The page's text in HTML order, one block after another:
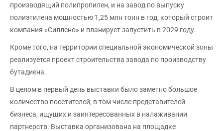
производящий полипропилен, и на завод по выпуску
полиэтилена мощностью 1,25 млн тонн в год, который строит
компания «Силлено» и планирует запустить в 2029 году.
Кроме того, на территории специальной экономической зоны
реализуется проект строительства завода по производству
бутадиена.
В целом в первый день выставки было заметно большое
количество посетителей, в том числе представителей
бизнеса, ищущих и заинтересованных в налаживании
партнерств. Выставка организована на площадке